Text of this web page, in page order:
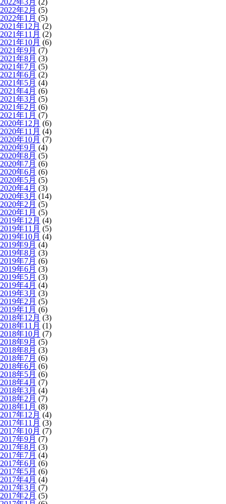
2022年3月 (2)
2022年2月 (5)
2022年1月 (5)
2021年12月 (2)
2021年11月 (2)
2021年10月 (6)
2021年9月 (7)
2021年8月 (3)
2021年7月 (5)
2021年6月 (2)
2021年5月 (4)
2021年4月 (6)
2021年3月 (5)
2021年2月 (6)
2021年1月 (7)
2020年12月 (6)
2020年11月 (4)
2020年10月 (7)
2020年9月 (4)
2020年8月 (5)
2020年7月 (6)
2020年6月 (6)
2020年5月 (5)
2020年4月 (3)
2020年3月 (14)
2020年2月 (5)
2020年1月 (5)
2019年12月 (4)
2019年11月 (5)
2019年10月 (4)
2019年9月 (4)
2019年8月 (3)
2019年7月 (6)
2019年6月 (3)
2019年5月 (3)
2019年4月 (4)
2019年3月 (3)
2019年2月 (5)
2019年1月 (6)
2018年12月 (3)
2018年11月 (1)
2018年10月 (7)
2018年9月 (5)
2018年8月 (3)
2018年7月 (6)
2018年6月 (6)
2018年5月 (6)
2018年4月 (7)
2018年3月 (4)
2018年2月 (7)
2018年1月 (8)
2017年12月 (4)
2017年11月 (3)
2017年10月 (7)
2017年9月 (7)
2017年8月 (3)
2017年7月 (4)
2017年6月 (6)
2017年5月 (6)
2017年4月 (4)
2017年3月 (7)
2017年2月 (5)